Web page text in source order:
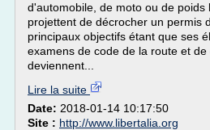
d'automobile, de moto ou de poids
projettent de décrocher un permis
principaux objectifs étant que ses
examens de code de la route et
deviennent...
Lire la suite
Date: 2018-01-14 10:17:50
Site : http://www.libertalia.org